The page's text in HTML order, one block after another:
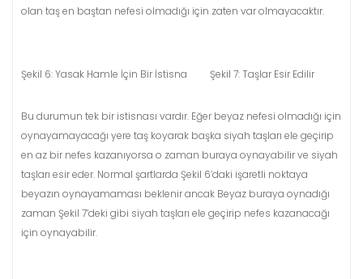
olan taş en baştan nefesi olmadığı için zaten var olmayacaktır.
Şekil 6: Yasak Hamle İçin Bir İstisna Şekil 7: Taşlar Esir Edilir
Bu durumun tek bir istisnası vardır. Eğer beyaz nefesi olmadığı için
oynayamayacağı yere taş koyarak başka siyah taşları ele geçirip
en az bir nefes kazanıyorsa o zaman buraya oynayabilir ve siyah
taşları esir eder. Normal şartlarda Şekil 6’daki işaretli noktaya
beyazın oynayamaması beklenir ancak Beyaz buraya oynadığı
zaman Şekil 7’deki gibi siyah taşları ele geçirip nefes kazanacağı
için oynayabilir.